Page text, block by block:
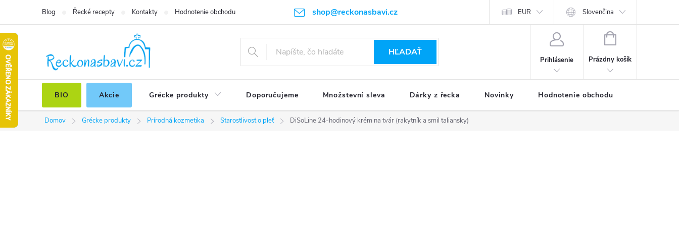
obsah
shop@reckonasbavi.cz
Blog Řecké recepty Kontakty Hodnotenie obchodu Podmienky ochrany osobných údajov Obchodné podmienky Predávané značky Prihlásenie affiliate partnera
EUR Slovenčina
HĽADAŤ
Prihlásenie
NÁKUPNÝ
Prázdny košík
BIO Akcie Grécke produkty Doporučujeme Množstevní sleva Dárky z řecka Novinky Hodnotenie obchodu
Domov Grécke produkty Prírodná kozmetika Starostlivosť o pleť DiSoLine 24-hodinový krém na tvár (rakytník a smil taliansky)